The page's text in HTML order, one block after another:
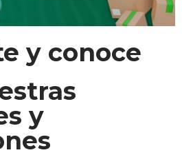
y conoce
y